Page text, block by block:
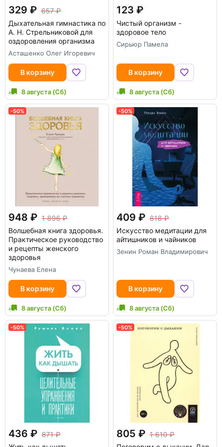
329
657
Дыхательная гимнастика по
А. Н. Стрельниковой для
оздоровления организма
Асташенко Олег Игоревич
В корзину
8 августа (Сб)
123
Чистый организм -
здоровое тело
Сирьюр Памела
В корзину
8 августа (Сб)
-50%
948
1 896
Волшебная книга здоровья.
Практическое руководство
и рецепты женского
здоровья
Чунаева Елена
В корзину
8 августа (Сб)
-50%
409
818
Искусство медитации для
айтишников и чайников
Зенин Роман Владимирович
В корзину
8 августа (Сб)
-50%
436
871
-50%
805
1 610